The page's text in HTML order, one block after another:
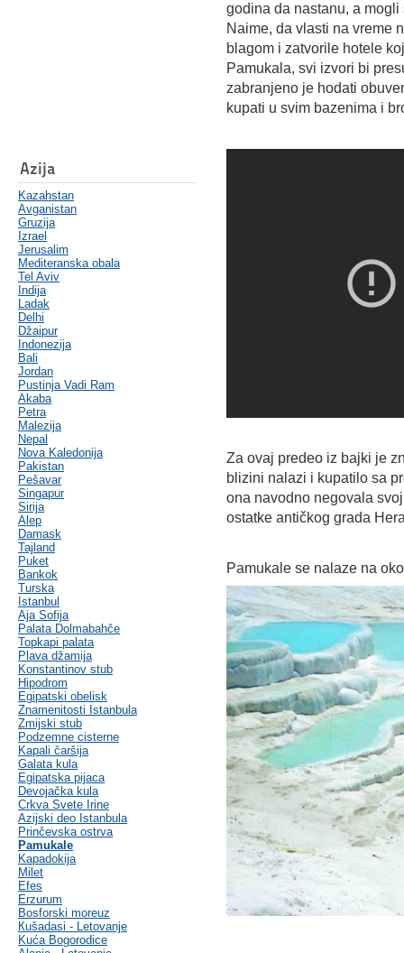
Azija
Kazahstan
Avganistan
Gruzija
Izrael
Jerusalim
Mediteranska obala
Tel Aviv
Indija
Ladak
Delhi
Džaipur
Indonezija
Bali
Jordan
Pustinja Vadi Ram
Akaba
Petra
Malezija
Nepal
Nova Kaledonija
Pakistan
Pešavar
Singapur
Sirija
Alep
Damask
Tajland
Puket
Bankok
Turska
Istanbul
Aja Sofija
Palata Dolmabahče
Topkapi palata
Plava džamija
Konstantinov stub
Hipodrom
Egipatski obelisk
Znamenitosti Istanbula
Zmijski stub
Podzemne cisterne
Kapali čaršija
Galata kula
Egipatska pijaca
Devojačka kula
Crkva Svete Irine
Azijski deo Istanbula
Prinčevska ostrva
Pamukale
Kapadokija
Milet
Efes
Erzurum
Bosforski moreuz
Кušadasi - Letovanje
Kuća Bogorodice
godina da nastanu, a
Naime, da vlasti na vreme
blagom i zatvorile hotele
Pamukala, svi izvori bi
zabranjeno je hodati
kupati u svim bazenima i
Za ovaj predeo iz bajki je
blizini nalazi i kupatilo sa
ona navodno negovala
ostatke antičkog grada
Pamukale se nalaze na